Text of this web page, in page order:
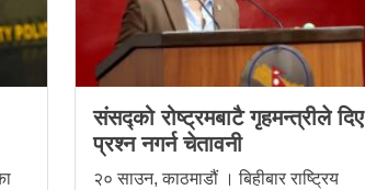
संसद्को रोष्ट्रमबाटै गृहमन्त्रीले दिए
प्रश्न नगर्न चेतावनी
२० साउन, काठमाडौं । बिहीबार राष्ट्रिय